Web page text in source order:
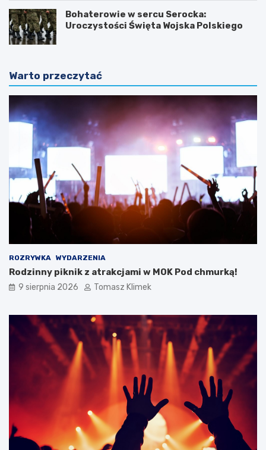
Bohaterowie w sercu Serocka:
Uroczystości Święta Wojska Polskiego
Warto przeczytać
ROZRYWKA WYDARZENIA
Rodzinny piknik z atrakcjami w MOK Pod chmurką!
9 sierpnia 2026 Tomasz Klimek